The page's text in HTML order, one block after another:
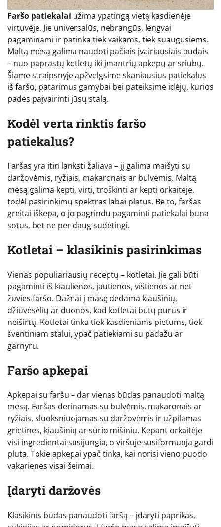
Faršo patiekalai užima ypatingą vietą kasdienėje
virtuvėje. Jie universalūs, nebrangūs, lengvai
pagaminami ir patinka tiek vaikams, tiek suaugusiems.
Maltą mėsą galima naudoti pačiais įvairiausiais būdais
– nuo paprastų kotletų iki įmantrių apkepų ar sriubų.
Šiame straipsnyje apžvelgsime skaniausius patiekalus
iš faršo, patarimus gamybai bei pateiksime idėjų, kurios
padės paįvairinti jūsų stalą.
Kodėl verta rinktis faršo
patiekalus?
Faršas yra itin lanksti žaliava – jį galima maišyti su
daržovėmis, ryžiais, makaronais ar bulvėmis. Maltą
mėsą galima kepti, virti, troškinti ar kepti orkaitėje,
todėl pasirinkimų spektras labai platus. Be to, faršas
greitai iškepa, o jo pagrindu pagaminti patiekalai būna
sotūs, bet ne per daug sudėtingi.
Kotletai – klasikinis pasirinkimas
Vienas populiariausių receptų – kotletai. Jie gali būti
pagaminti iš kiaulienos, jautienos, vištienos ar net
žuvies faršo. Dažnai į masę dedama kiaušinių,
džiūvėsėlių ar duonos, kad kotletai būtų purūs ir
neiširtų. Kotletai tinka tiek kasdieniams pietums, tiek
šventiniam stalui, ypač patiekiami su padažu ar
garnyru.
Faršo apkepai
Apkepai su faršu – dar vienas būdas panaudoti maltą
mėsą. Faršas derinamas su bulvėmis, makaronais ar
ryžiais, sluoksniuojamas su daržovėmis ir užpilamas
grietinės, kiaušinių ar sūrio mišiniu. Kepant orkaitėje
visi ingredientai susijungia, o viršuje susiformuoja gardi
pluta. Tokie apkepai ypač tinka, kai norisi vieno puodo
vakarienės visai šeimai.
Įdaryti daržovės
Klasikinis būdas panaudoti faršą – įdaryti paprikas,